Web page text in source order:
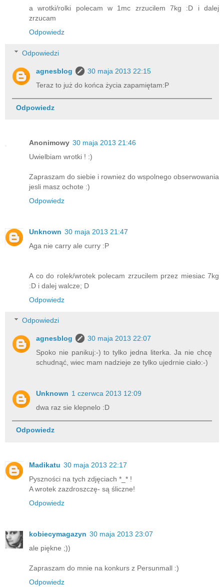
a wrotki/rolki polecam w 1mc zrzucilem 7kg :D i dalej
zrzucam
Odpowiedz
Odpowiedzi
agnesblog
30 maja 2013 22:15
Teraz to już do końca życia zapamiętam:P
Odpowiedz
Anonimowy 30 maja 2013 21:46
Uwielbiam wrotki ! :)
Zapraszam do siebie i rowniez do wspolnego obserwowania
jesli masz ochote :)
Odpowiedz
Unknown 30 maja 2013 21:47
Aga nie carry ale curry :P
A co do rolek/wrotek polecam zrzucilem przez miesiac 7kg
:D i dalej walcze; D
Odpowiedz
Odpowiedzi
agnesblog
30 maja 2013 22:07
Spoko nie panikuj:-) to tylko jedna literka. Ja nie chcę
schudnąć, wiec mam nadzieje ze tylko ujedrnie ciało:-)
Unknown 1 czerwca 2013 12:09
dwa raz sie klepnelo :D
Odpowiedz
Madikatu 30 maja 2013 22:17
Pyszności na tych zdjęciach *_* !
A wrotek zazdroszczę- są śliczne!
Odpowiedz
kobiecymagazyn 30 maja 2013 23:07
ale piękne ;))
Zapraszam do mnie na konkurs z Persunmall :)
Odpowiedz